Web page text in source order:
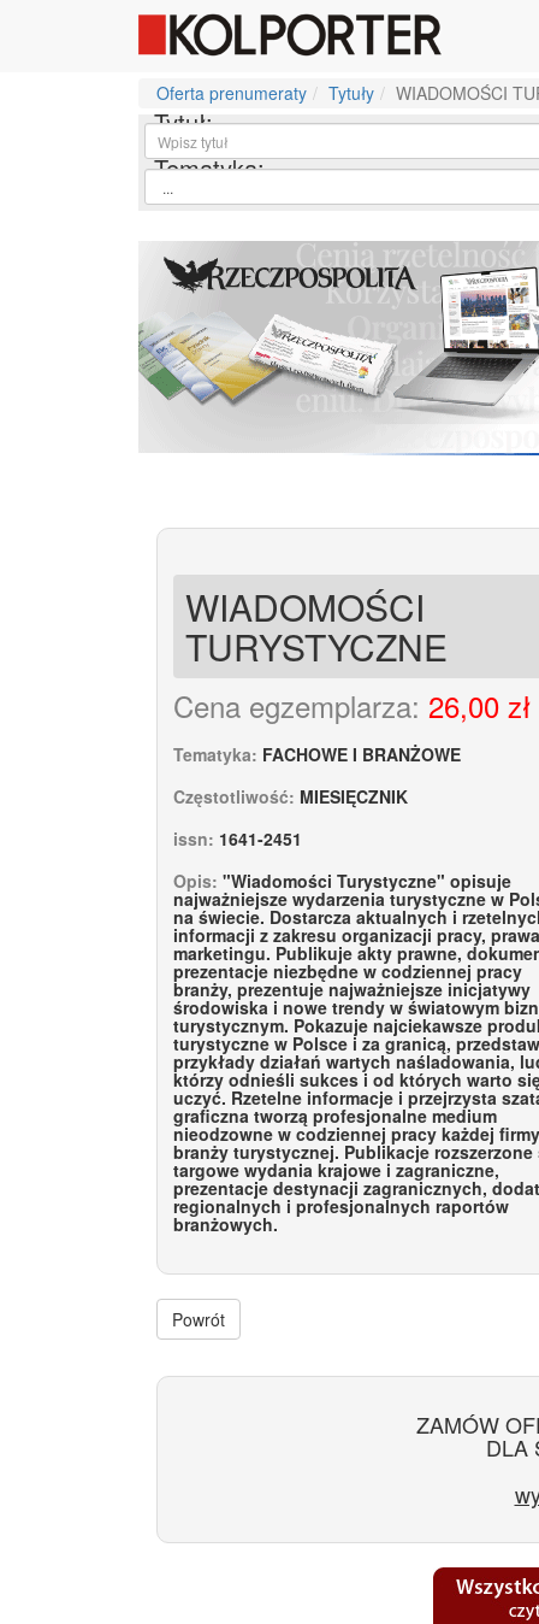
Oferta prenumeraty Tytuły WIADOMOŚCI
Tytuł:
Tematyka:
WIADOMOŚCI
TURYSTYCZNE
Cena egzemplarza: 26,00 zł
Tematyka: FACHOWE I BRANŻOWE
Częstotliwość: MIESIĘCZNIK
issn: 1641-2451
Opis: "Wiadomości Turystyczne" opisuje
najważniejsze wydarzenia turystyczne w
na świecie. Dostarcza aktualnych i
informacji z zakresu organizacji pracy,
marketingu. Publikuje akty prawne,
prezentacje niezbędne w codziennej pracy
branży, prezentuje najważniejsze inicjatywy
środowiska i nowe trendy w światowym
turystycznym. Pokazuje najciekawsze
turystyczne w Polsce i za granicą,
przykłady działań wartych naśladowania,
którzy odnieśli sukces i od których warto
uczyć. Rzetelne informacje i przejrzysta
graficzna tworzą profesjonalne medium
nieodzowne w codziennej pracy każdej firmy
branży turystycznej. Publikacje rozszerzone
targowe wydania krajowe i zagraniczne,
prezentacje destynacji zagranicznych,
regionalnych i profesjonalnych raportów
branżowych.
Powrót
ZAMÓW
DLA